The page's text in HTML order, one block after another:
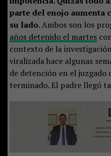
parte del enojo aumenta
su lado.Ambos son los
años detenido el martes
contexto de la
viralizada hace algunas
de detención en el juzgado
terminado. El padre llegó